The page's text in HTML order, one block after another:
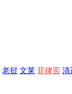
老挝 文莱 菲律宾 清